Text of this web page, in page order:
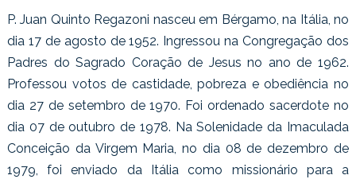
P. Juan Quinto Regazoni nasceu em Bérgamo, na Itália, no
dia 17 de agosto de 1952. Ingressou na Congregação dos
Padres do Sagrado Coração de Jesus no ano de 1962.
Professou votos de castidade, pobreza e obediência no
dia 27 de setembro de 1970. Foi ordenado sacerdote no
dia 07 de outubro de 1978. Na Solenidade da Imaculada
Conceição da Virgem Maria, no dia 08 de dezembro de
1979, foi enviado da Itália como missionário para a